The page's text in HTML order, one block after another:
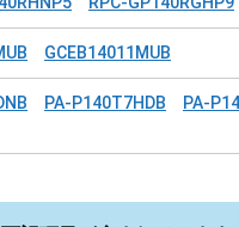
GCEB14011MUB
PA-P140T7HDB PA-